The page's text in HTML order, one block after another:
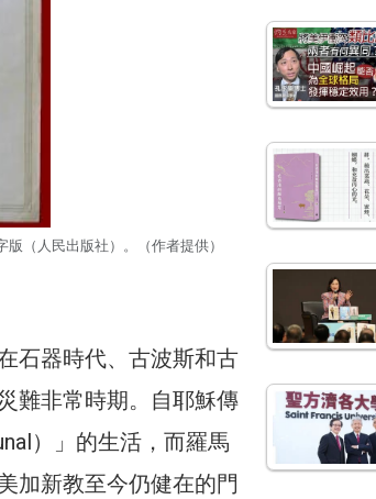
（人民出版社）。（作者提供）
石器時代、古波斯和古
難非常時期。自耶穌傳
）」的生活，而羅馬
加新教至今仍健在的門